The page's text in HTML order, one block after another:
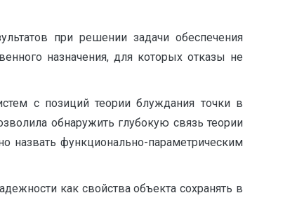
при решении задачи обеспечения
назначения, для которых отказы не
с позиций теории блуждания точки в
обнаружить глубокую связь теории
назвать функционально-параметрическим
как свойства объекта сохранять в